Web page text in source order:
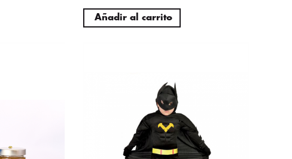
Añadir al carrito